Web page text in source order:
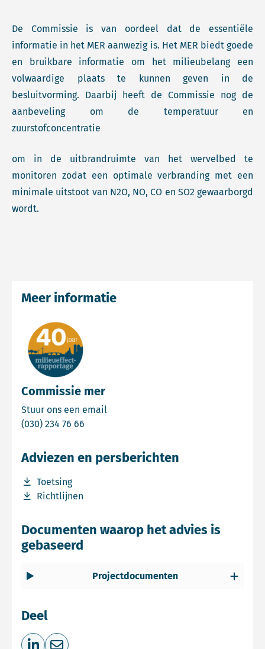
De Commissie is van oordeel dat de essentiële
informatie in het MER aanwezig is. Het MER biedt goede
en bruikbare informatie om het milieubelang een
volwaardige plaats te kunnen geven in de
besluitvorming. Daarbij heeft de Commissie nog de
aanbeveling om de temperatuur en
zuurstofconcentratie
om in de uitbrandruimte van het wervelbed te
monitoren zodat een optimale verbranding met een
minimale uitstoot van N2O, NO, CO en SO2 gewaarborgd
wordt.
Commissie mer
Stuur ons een email
(030) 234 76 66
Meer informatie
Adviezen en persberichten
Toetsing
Download bestand Toetsing
Richtlijnen
Download bestand Richtlijnen
Documenten waarop het advies is
gebaseerd
Projectdocumenten
Deel